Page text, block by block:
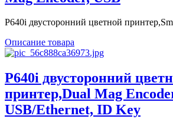
P640i двусторонний цветной
Описание товара
P640i двусторонний
принтер,Dual Mag
USB/Ethernet, ID Key